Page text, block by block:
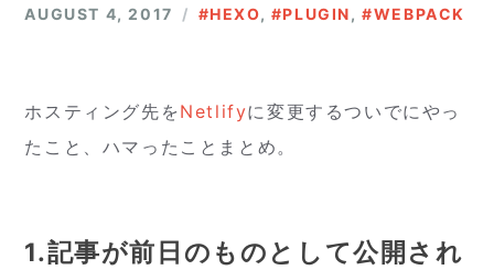
AUGUST 4, 2017 #HEXO, #PLUGIN,#WEBPACK
ホスティング先を Netlifyに変更するついでにやっ
たこと、ハマったことまとめ。
1.記事が前日のものとして公開され